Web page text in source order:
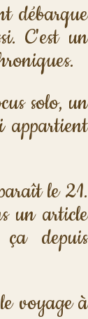
débarque
C'est un
solo, un
appartient
le 21.
un article
depuis
voyage à